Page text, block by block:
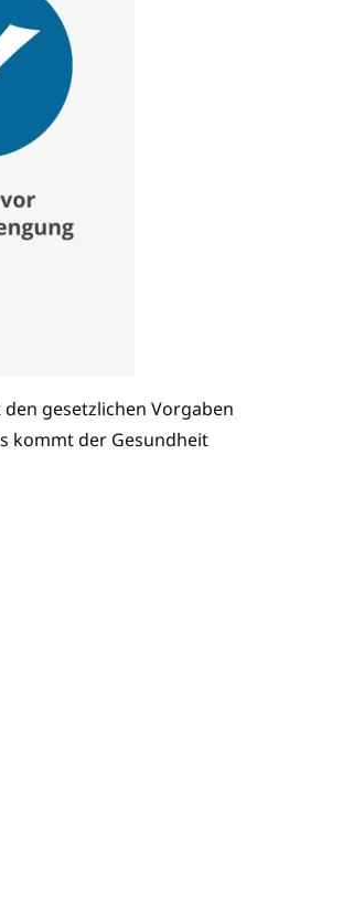
gesetzlichen Vorgaben
kommt der Gesundheit